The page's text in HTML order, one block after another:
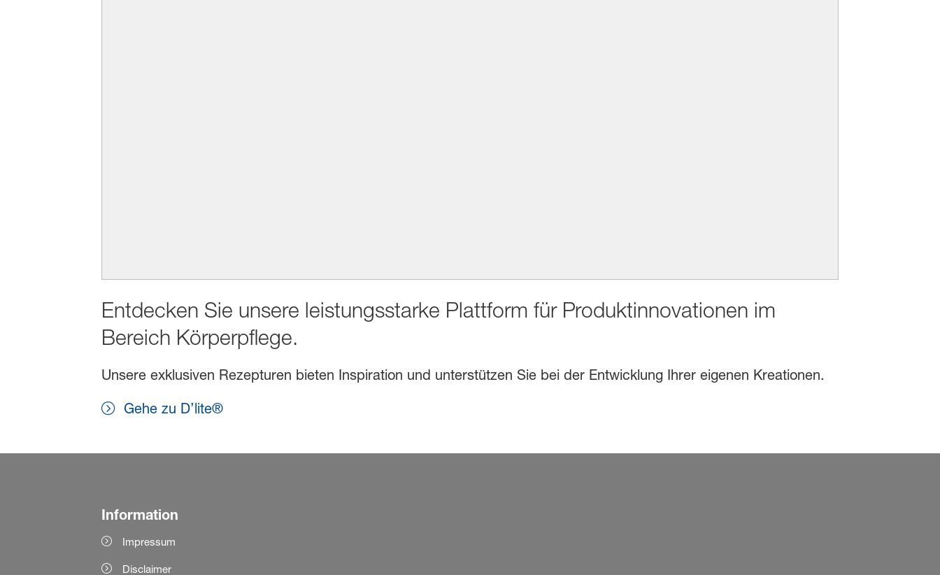
Entdecken Sie unsere leistungsstarke Plattform für Produktinnovationen im
Bereich Körperpflege.
Unsere exklusiven Rezepturen bieten Inspiration und unterstützen Sie bei der Entwicklung Ihrer eigenen Kreationen.
Gehe zu D’lite®
Information
Impressum
Disclaimer